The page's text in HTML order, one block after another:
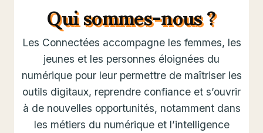
Qui sommes-nous ?
Les Connectées accompagne les femmes, les
jeunes et les personnes éloignées du
numérique pour leur permettre de maîtriser les
outils digitaux, reprendre confiance et s’ouvrir
à de nouvelles opportunités, notamment dans
les métiers du numérique et l’intelligence